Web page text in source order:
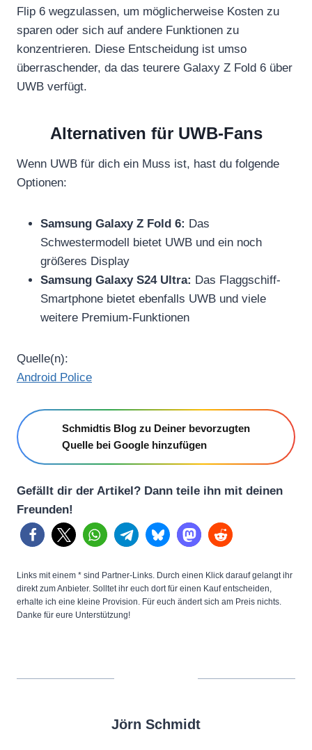
Flip 6 wegzulassen, um möglicherweise Kosten zu
sparen oder sich auf andere Funktionen zu
konzentrieren. Diese Entscheidung ist umso
überraschender, da das teurere Galaxy Z Fold 6 über
UWB verfügt.
Alternativen für UWB-Fans
Wenn UWB für dich ein Muss ist, hast du folgende
Optionen:
Samsung Galaxy Z Fold 6: Das
Schwestermodell bietet UWB und ein noch
größeres Display
Samsung Galaxy S24 Ultra: Das Flaggschiff-
Smartphone bietet ebenfalls UWB und viele
weitere Premium-Funktionen
Quelle(n):
Android Police
Schmidtis Blog zu Deiner bevorzugten
Quelle bei Google hinzufügen
Gefällt dir der Artikel? Dann teile ihn mit deinen
Freunden!
Links mit einem * sind Partner-Links. Durch einen Klick darauf gelangt ihr
direkt zum Anbieter. Solltet ihr euch dort für einen Kauf entscheiden,
erhalte ich eine kleine Provision. Für euch ändert sich am Preis nichts.
Danke für eure Unterstützung!
Jörn Schmidt